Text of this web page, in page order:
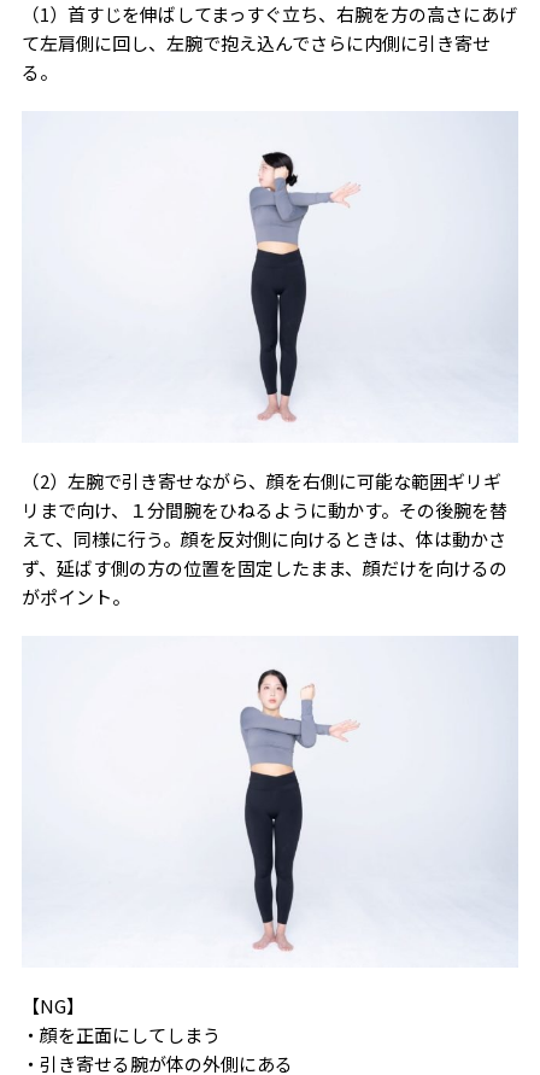
（1）首すじを伸ばしてまっすぐ立ち、右腕を方の高さにあげ
て左肩側に回し、左腕で抱え込んでさらに内側に引き寄せ
る。
（2）左腕で引き寄せながら、顔を右側に可能な範囲ギリギ
リまで向け、１分間腕をひねるように動かす。その後腕を替
えて、同様に行う。顔を反対側に向けるときは、体は動かさ
ず、延ばす側の方の位置を固定したまま、顔だけを向けるの
がポイント。
【NG】
・顔を正面にしてしまう
・引き寄せる腕が体の外側にある